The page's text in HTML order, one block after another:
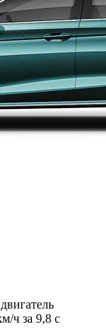
ч за 9,8 с